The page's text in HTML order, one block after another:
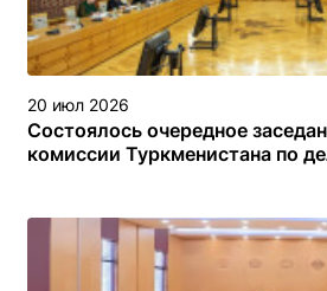
20 июл 2026
Состоялось очередное
комиссии Туркменистана по